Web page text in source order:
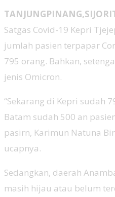
Satgas Covid-19 Kepri
jumlah pasien terpapar
795 orang. Bahkan,
jenis Omicron.
“Sekarang di Kepri sudah
Batam sudah 500 an
pasirn, Karimun Natuna
ucapnya.
Sedangkan, daerah
masih hijau atau belum